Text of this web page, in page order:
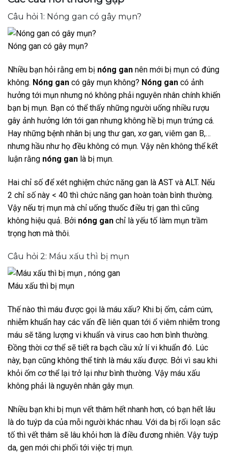
Câu hỏi 1: Nóng gan có gây mụn?
Nóng gan có gây mụn?
Nhiều bạn hỏi rằng em bị nóng gan nên mới bị mụn có đúng
không. Nóng gan có gây mụn không? Nóng gan có ảnh
hưởng tới mụn nhưng nó không phải nguyên nhân chính khiến
bạn bị mụn. Bạn có thể thấy những người uống nhiều rượu
gây ảnh hưởng lớn tới gan nhưng không hề bị mụn trứng cá.
Hay những bệnh nhân bị ung thư gan, xơ gan, viêm gan B,…
nhưng hầu như họ đều không có mụn. Vậy nên không thể kết
luận rằng nóng gan là bị mụn.
Hai chỉ số để xét nghiệm chức năng gan là AST và ALT. Nếu
2 chỉ số này < 40 thì chức năng gan hoàn toàn bình thường.
Vậy nếu trị mụn mà chỉ uống thuốc điều trị gan thì cũng
không hiệu quả. Bởi nóng gan chỉ là yếu tố làm mụn trầm
trọng hơn mà thôi.
Câu hỏi 2: Máu xấu thì bị mụn
Máu xấu thì bị mụn
Thế nào thì máu được gọi là máu xấu? Khi bị ốm, cảm cúm,
nhiễm khuẩn hay các vấn đề liên quan tới ổ viêm nhiễm trong
máu sẽ tăng lượng vi khuẩn và virus cao hơn bình thường.
Đồng thời cơ thể sẽ tiết ra bạch cầu xử lí vi khuẩn đó. Lúc
này, bạn cũng không thể tính là máu xấu được. Bởi vì sau khi
khỏi ốm cơ thể lại trở lại như bình thường. Vậy máu xấu
không phải là nguyên nhân gây mụn.
Nhiều bạn khi bị mụn vết thâm hết nhanh hơn, có bạn hết lâu
là do tuýp da của mỗi người khác nhau. Với da bị rối loạn sắc
tố thì vết thâm sẽ lâu khỏi hơn là điều đương nhiên. Vậy tuýp
da, gen mới chi phối tới việc trị mụn.